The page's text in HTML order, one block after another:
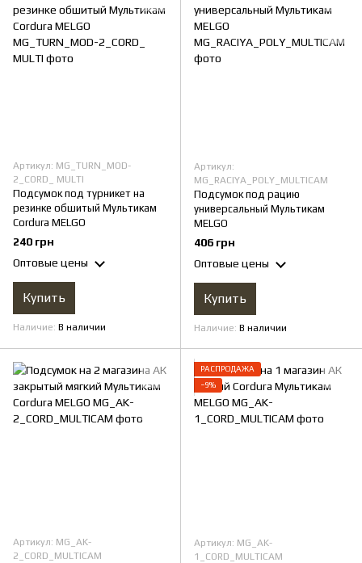
Артикул: MG_TURN_MOD-
2_CORD_ MULTI
Подсумок под турникет на
резинке обшитый Мультикам
Cordura MELGO
240 грн
Оптовые цены
Купить
Наличие В наличии
Артикул:
MG_RACIYA_POLY_MULTICAM
Подсумок под рацию
универсальный Мультикам
MELGO
406 грн
Оптовые цены
Купить
Наличие В наличии
Артикул: MG_AK-
2_CORD_MULTICAM
РАСПРОДАЖА
−9%
Артикул: MG_AK-
1_CORD_MULTICAM